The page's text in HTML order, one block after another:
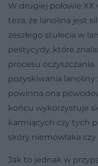
W drugiej połowie
teza, że lanolina jest
zeszłego stulecia w
pestycydy, które
procesu
pozyskiwania lanoliny
powinna ona
końcu wykorzystuje
karmiących czy tych
skóry niemowlaka
Jak to jednak w